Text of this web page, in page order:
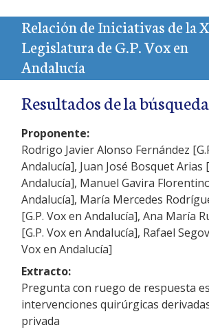
Relación de Iniciativas de la
Legislatura de G.P. Vox en
Andalucía
Resultados de la
Proponente:
Rodrigo Javier Alonso Fernández
Andalucía], Juan José Bosquet Arias
Andalucía], Manuel Gavira
Andalucía], María Mercedes
[G.P. Vox en Andalucía], Ana María
[G.P. Vox en Andalucía], Rafael
Vox en Andalucía]
Extracto:
Pregunta con ruego de respuesta
intervenciones quirúrgicas
privada